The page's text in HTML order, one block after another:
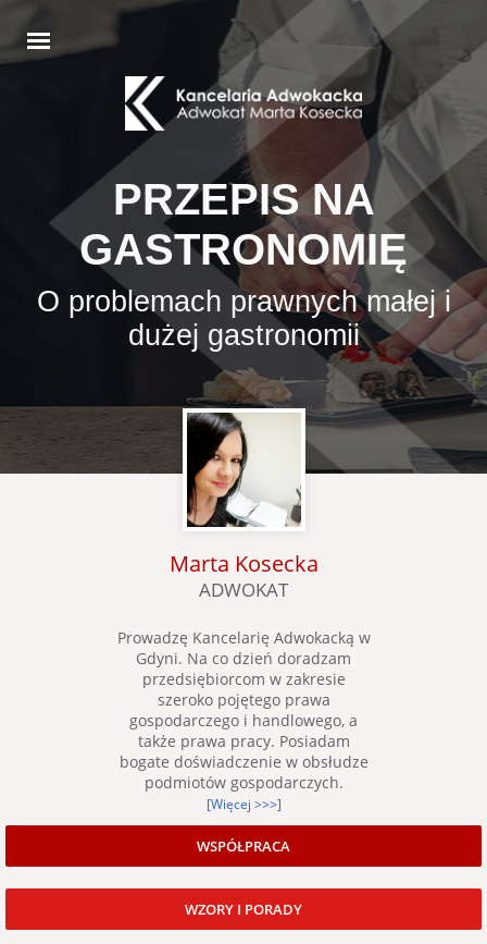
PRZEPIS NA
GASTRONOMIĘ
O problemach prawnych małej i
dużej gastronomii
Marta Kosecka
ADWOKAT
Prowadzę Kancelarię Adwokacką w
Gdyni. Na co dzień doradzam
przedsiębiorcom w zakresie
szeroko pojętego prawa
gospodarczego i handlowego, a
także prawa pracy. Posiadam
bogate doświadczenie w obsłudze
podmiotów gospodarczych.
[Więcej >>>]
WSPÓŁPRACA
WZORY I PORADY